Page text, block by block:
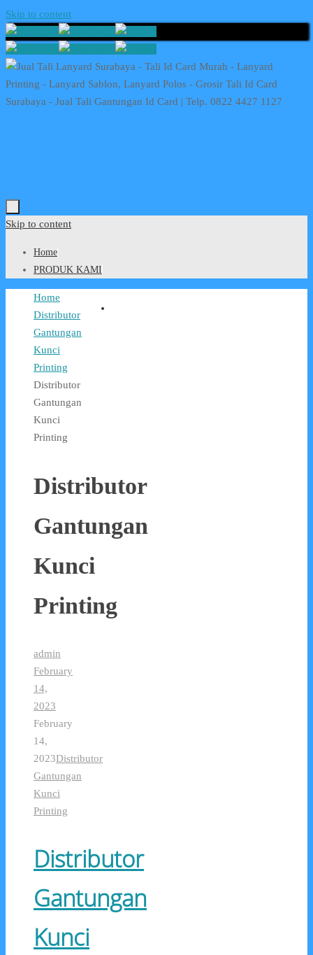
Skip to content
Skip to content
Home
PRODUK KAMI
Home
Distributor
Gantungan
Kunci
Printing
Distributor
Gantungan
Kunci
Printing
Distributor
Gantungan
Kunci
Printing
admin
February
14,
2023
February
14,
2023Distributor
Gantungan
Kunci
Printing
Distributor
Gantungan
Kunci